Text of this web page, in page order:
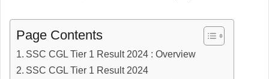
Page Contents
SSC CGL Tier 1 Result 2024 : Overview
SSC CGL Tier 1 Result 2024